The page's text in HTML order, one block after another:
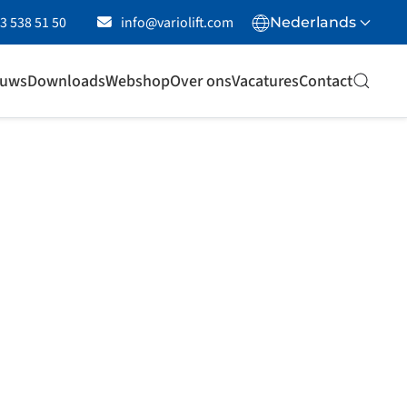
538 51 50 info@variolift.com Nederlands
DownloadsWebshopOver onsVacaturesContact